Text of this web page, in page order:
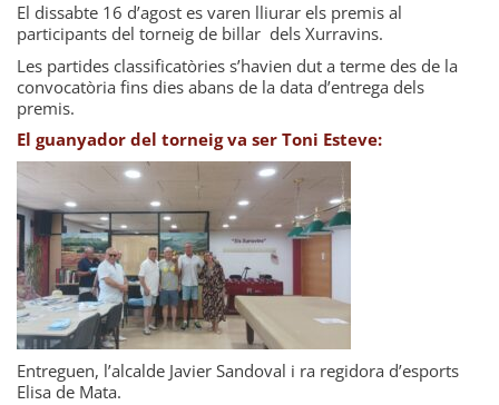
El dissabte 16 d’agost es varen lliurar els premis al
participants del torneig de billar dels Xurravins.
Les partides classificatòries s’havien dut a terme des de la
convocatòria fins dies abans de la data d’entrega dels
premis.
El guanyador del torneig va ser Toni Esteve:
Entreguen, l’alcalde Javier Sandoval i ra regidora d’esports
Elisa de Mata.